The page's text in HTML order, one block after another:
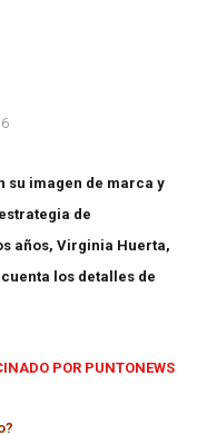
su imagen de marca y
de
años, Virginia Huerta,
los detalles de
POR PUNTONEWS